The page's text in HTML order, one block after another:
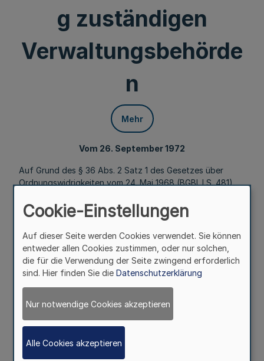
g zuständigen
Verwaltungsbehörde
n
Mehr
Vom 26. September 1972
Auf Grund des § 36 Abs. 2 Satz 1 des Gesetzes über
Ordnungswidrigkeiten vom 24. Mai 1968 (BGBl. I S. 481),
S. 157), wird verordnet:
§ 1
Mehr
Die Zuständigkeit für die Verfolgung und Ahndung von
Cookie-Einstellungen
Auf dieser Seite werden Cookies verwendet. Sie können
entweder allen Cookies zustimmen, oder nur solchen,
die für die Verwendung der Seite zwingend erforderlich
sind. Hier finden Sie die Datenschutzerklärung
Nur notwendige Cookies akzeptieren
Alle Cookies akzeptieren